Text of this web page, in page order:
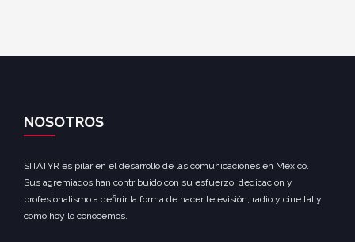
NOSOTROS
SITATYR es pilar en el desarrollo de las comunicaciones en México.
Sus agremiados han contribuido con su esfuerzo, dedicación y
profesionalismo a definir la forma de hacer televisión, radio y cine tal y
como hoy lo conocemos.